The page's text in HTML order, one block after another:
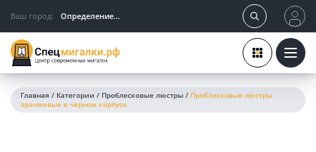
Ваш город: Определение...
Главная / Категории / Проблесковые люстры / Проблесковые люстры
оранжевые в черном корпусе